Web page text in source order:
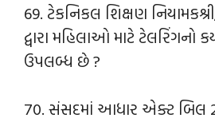
69. ટેકનિકલ શિક્ષણ
દ્વારા મહિલાઓ માટે ટેલરિંગનો
ઉપલબ્ધ છે ?
70. સંસદમાં આધાર એક્ટ બિલ